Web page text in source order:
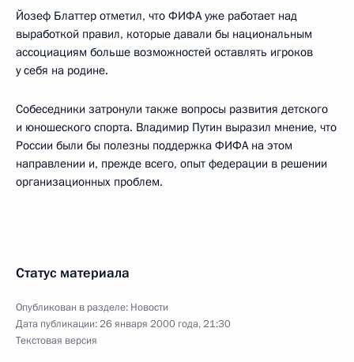
Йозеф Блаттер отметил, что ФИФА уже работает над
выработкой правил, которые давали бы национальным
ассоциациям больше возможностей оставлять игроков
у себя на родине.
Собеседники затронули также вопросы развития детского
и юношеского спорта. Владимир Путин выразил мнение, что
России были бы полезны поддержка ФИФА на этом
направлении и, прежде всего, опыт федерации в решении
организационных проблем.
Статус материала
Опубликован в разделе: Новости
Дата публикации:26 января 2000 года, 21:30
Текстовая версия